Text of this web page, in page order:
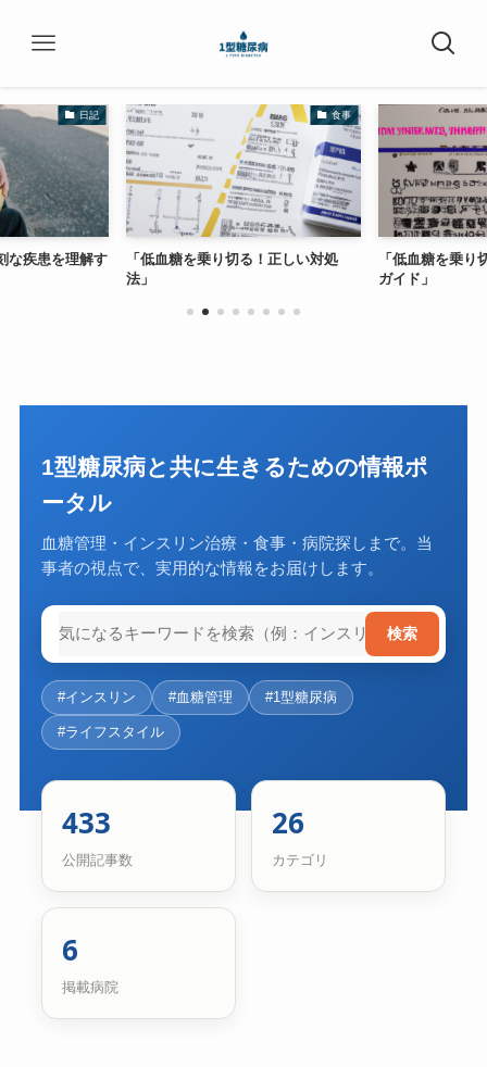
日記
な疾患を理解す
食事
「低血糖を乗り切る！正しい対処
法」
「低血糖を乗り
ガイド」
1型糖尿病と共に生きるための情報ポ
ータル
血糖管理・インスリン治療・食事・病院探しまで。当
事者の視点で、実用的な情報をお届けします。
検索
#インスリン #血糖管理 #1型糖尿病
#ライフスタイル
433
公開記事数
26
カテゴリ
6
掲載病院